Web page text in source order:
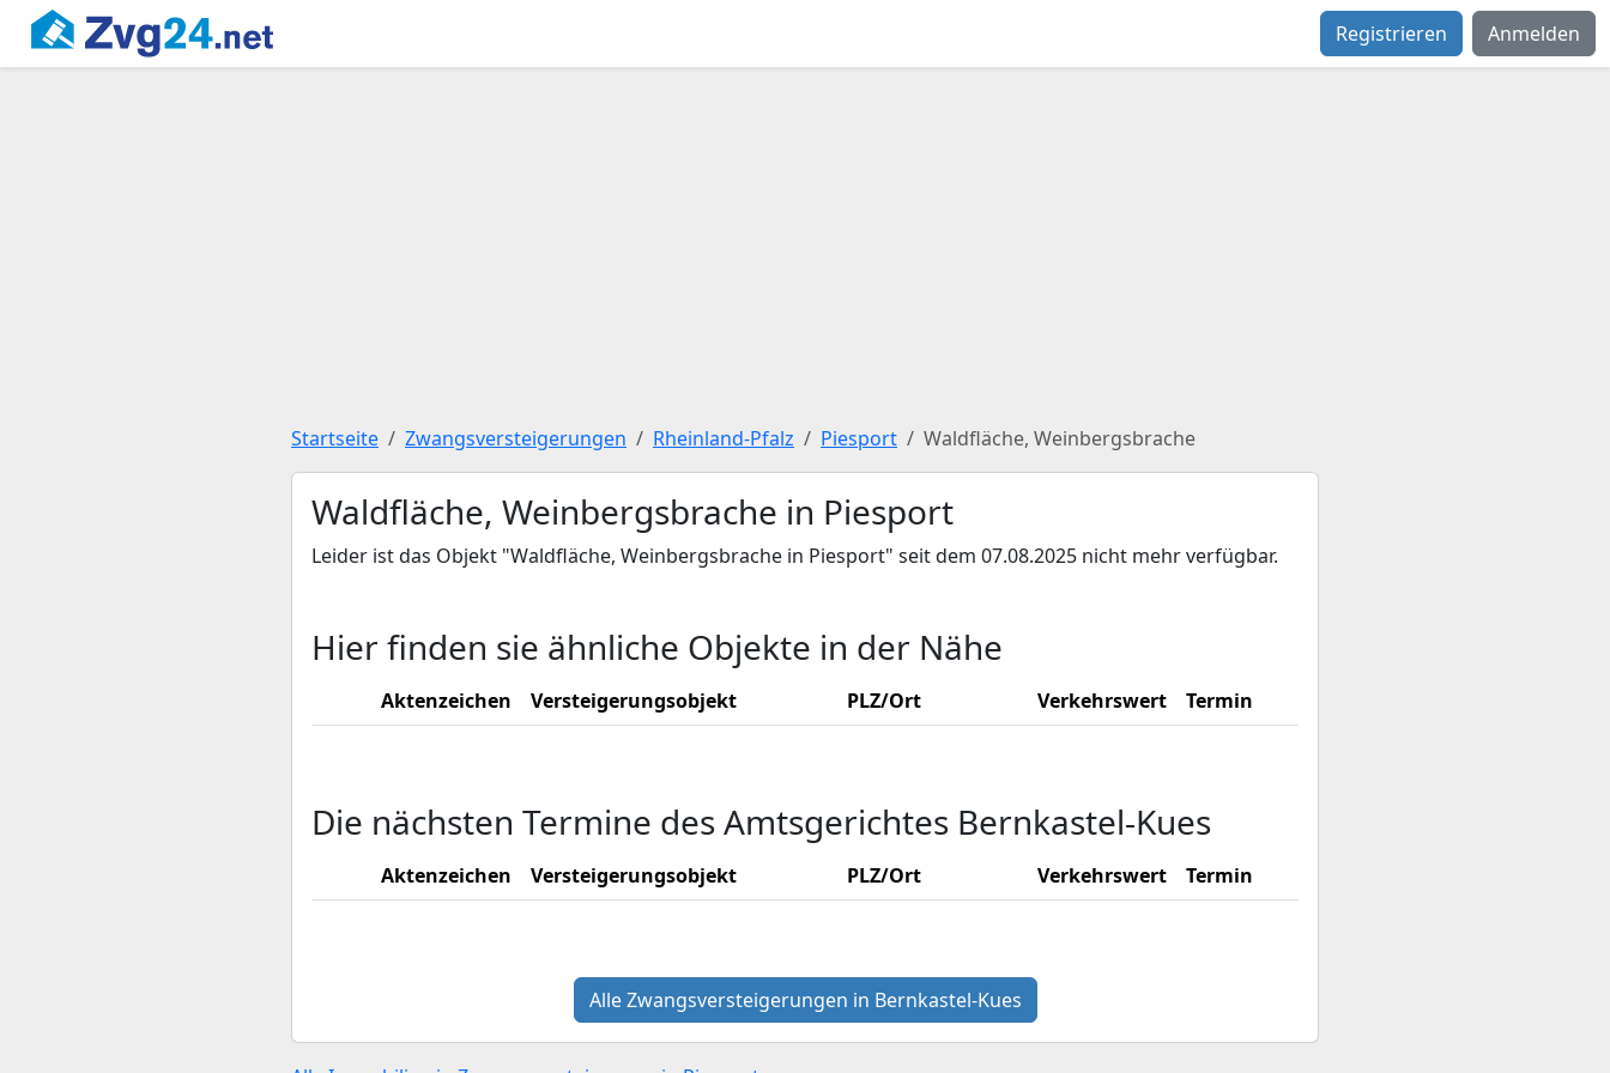
Registrieren Anmelden
Startseite Zwangsversteigerungen Rheinland-Pfalz Piesport Waldfläche, Weinbergsbrache
Waldfläche, Weinbergsbrache in Piesport
Leider ist das Objekt "Waldfläche, Weinbergsbrache in Piesport" seit dem 07.08.2025 nicht mehr verfügbar.
Hier finden sie ähnliche Objekte in der Nähe
Aktenzeichen Versteigerungsobjekt PLZ/Ort Verkehrswert Termin
Die nächsten Termine des Amtsgerichtes Bernkastel-Kues
Aktenzeichen Versteigerungsobjekt PLZ/Ort Verkehrswert Termin
Alle Zwangsversteigerungen in Bernkastel-Kues